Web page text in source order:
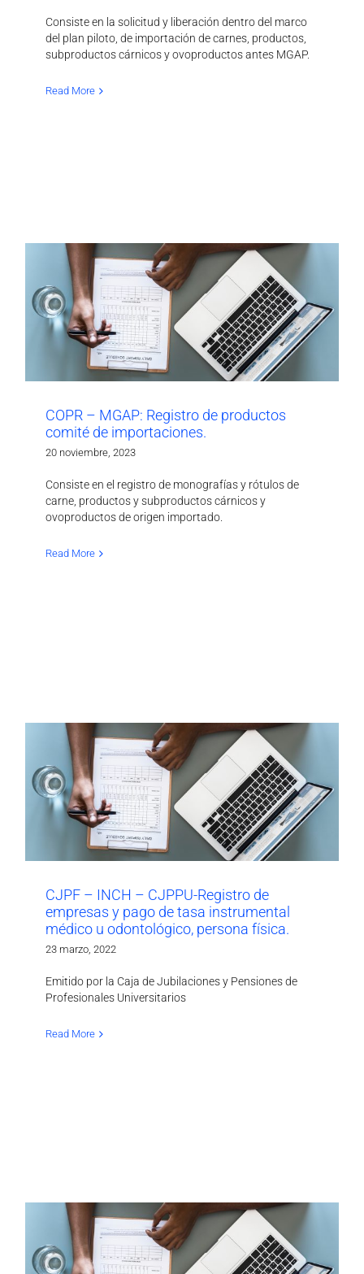
Consiste en la solicitud y liberación dentro del marco
del plan piloto, de importación de carnes, productos,
subproductos cárnicos y ovoproductos antes MGAP.
Read More
COPR – MGAP: Registro de productos
comité de importaciones.
20 noviembre, 2023
Consiste en el registro de monografías y rótulos de
carne, productos y subproductos cárnicos y
ovoproductos de origen importado.
Read More
CJPF – INCH – CJPPU-Registro de
empresas y pago de tasa instrumental
médico u odontológico, persona física.
23 marzo, 2022
Emitido por la Caja de Jubilaciones y Pensiones de
Profesionales Universitarios
Read More